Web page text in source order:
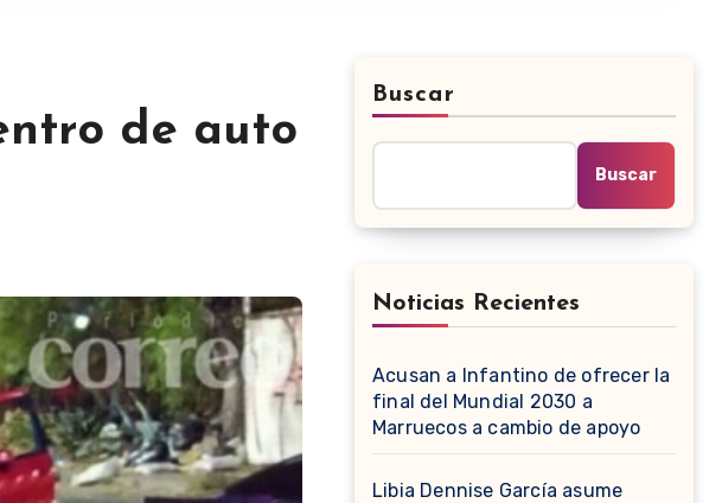
de auto
Buscar
Buscar
Noticias Recientes
Acusan a Infantino de ofrecer la
final del Mundial 2030 a
Marruecos a cambio de apoyo
Libia Dennise García asume